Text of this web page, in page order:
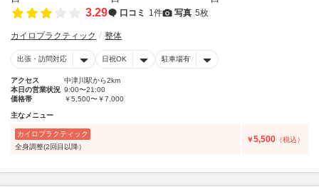
3.29 口コミ 1件 写真 5枚
カイロプラクティック 整体
出張・訪問対応 日祝OK 駐車場有
アクセス
中津川駅から2km
本日の営業状況 9:00〜21:00
価格帯
￥5,500〜￥7,000
主なメニュー
カイロプラクティック
全身調整(2回目以降）
￥5,500 （税込）